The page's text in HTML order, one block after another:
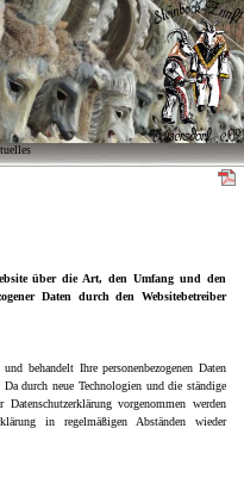
Downloads
Datenschutz
Archiv
über die Art, den Umfang und den
Daten durch den Websitebetreiber
behandelt Ihre personenbezogenen Daten
durch neue Technologien und die ständige
vorgenommen werden
in regelmäßigen Abständen wieder